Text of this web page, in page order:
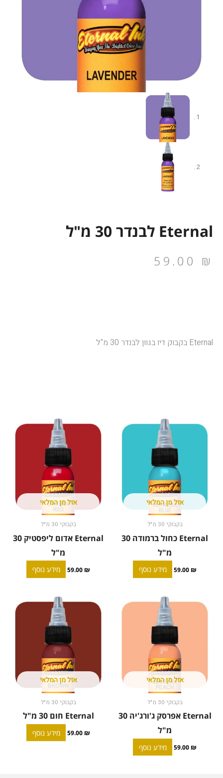
Eternal לבנדר 30 מ"ל
59.00 ₪
Eternal בקבוק דיו בגוון לבנדר 30 מ"ל
אזל מן המלאי
בקבוקי 30 מ"ל
Eternal כחול ברמודה 30
מ"ל
59.00 ₪ מידע נוסף
אזל מן המלאי
בקבוקי 30 מ"ל
Eternal אדום ליפסטיק 30
מ"ל
59.00 ₪ מידע נוסף
אזל מן המלאי
בקבוקי 30 מ"ל
Eternal אפרסק ג'ורג'יה 30
מ"ל
59.00 ₪ מידע נוסף
אזל מן המלאי
בקבוקי 30 מ"ל
Eternal חום 30 מ"ל
59.00 ₪ מידע נוסף